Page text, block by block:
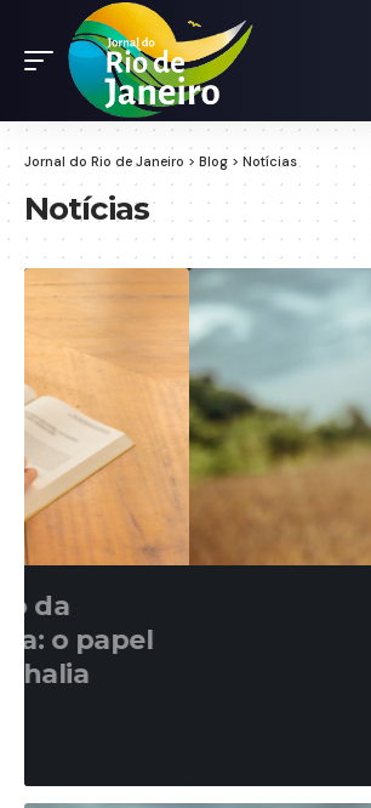
Jornal do Rio de Janeiro > Blog > Notícias
Notícias
NOTÍCIAS
Saiba como integrar
trabalhadores e
sustentabilidade pode